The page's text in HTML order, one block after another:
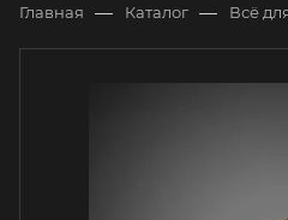
Главная — Каталог — Всё